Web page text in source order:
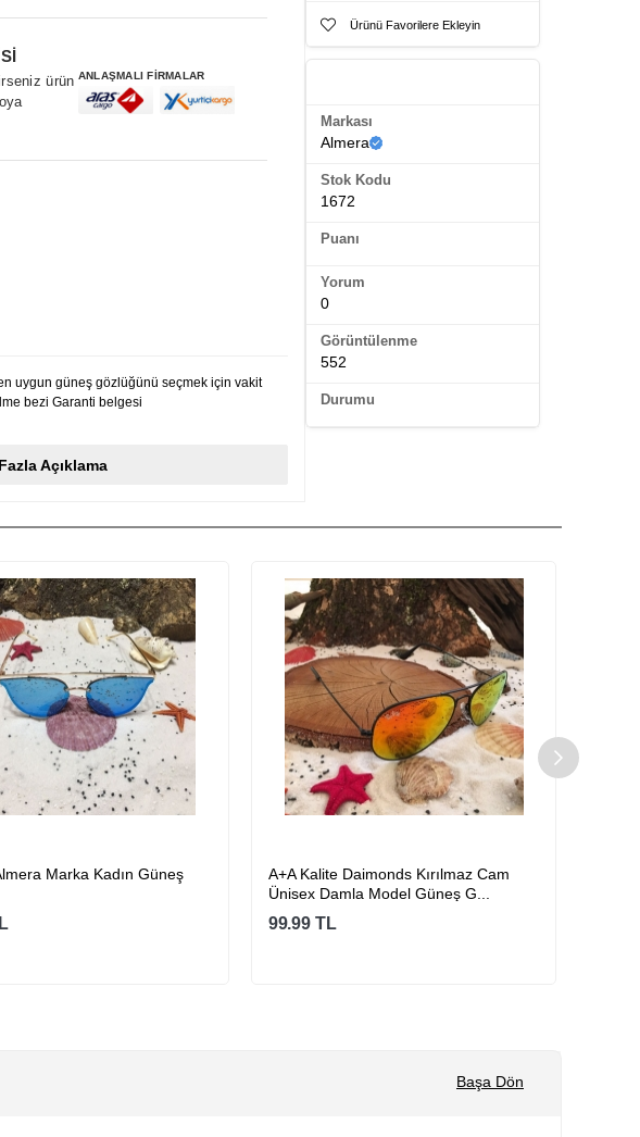
ürün ANLAŞMALI FİRMALAR
uygun güneş gözlüğünü seçmek için vakit
bezi Garanti belgesi
Açıklama
Ürünü Favorilere Ekleyin
Markası
Almera
Stok Kodu
1672
Puanı
Yorum
0
Görüntülenme
552
Durumu
Kadın Güneş
A+A Kalite Daimonds Kırılmaz Cam
Ünisex Damla Model Güneş G...
TL
Başa Dön